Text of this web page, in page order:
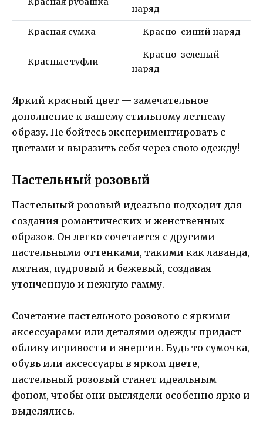
наряд
— Красная сумка — Красно-синий наряд
— Красные туфли
— Красно-зеленый
наряд
Яркий красный цвет — замечательное
дополнение к вашему стильному летнему
образу. Не бойтесь экспериментировать с
цветами и выразить себя через свою одежду!
Пастельный розовый
Пастельный розовый идеально подходит для
создания романтических и женственных
образов. Он легко сочетается с другими
пастельными оттенками, такими как лаванда,
мятная, пудровый и бежевый, создавая
утонченную и нежную гамму.
Сочетание пастельного розового с яркими
аксессуарами или деталями одежды придаст
облику игривости и энергии. Будь то сумочка,
обувь или аксессуары в ярком цвете,
пастельный розовый станет идеальным
фоном, чтобы они выглядели особенно ярко и
выделялись.